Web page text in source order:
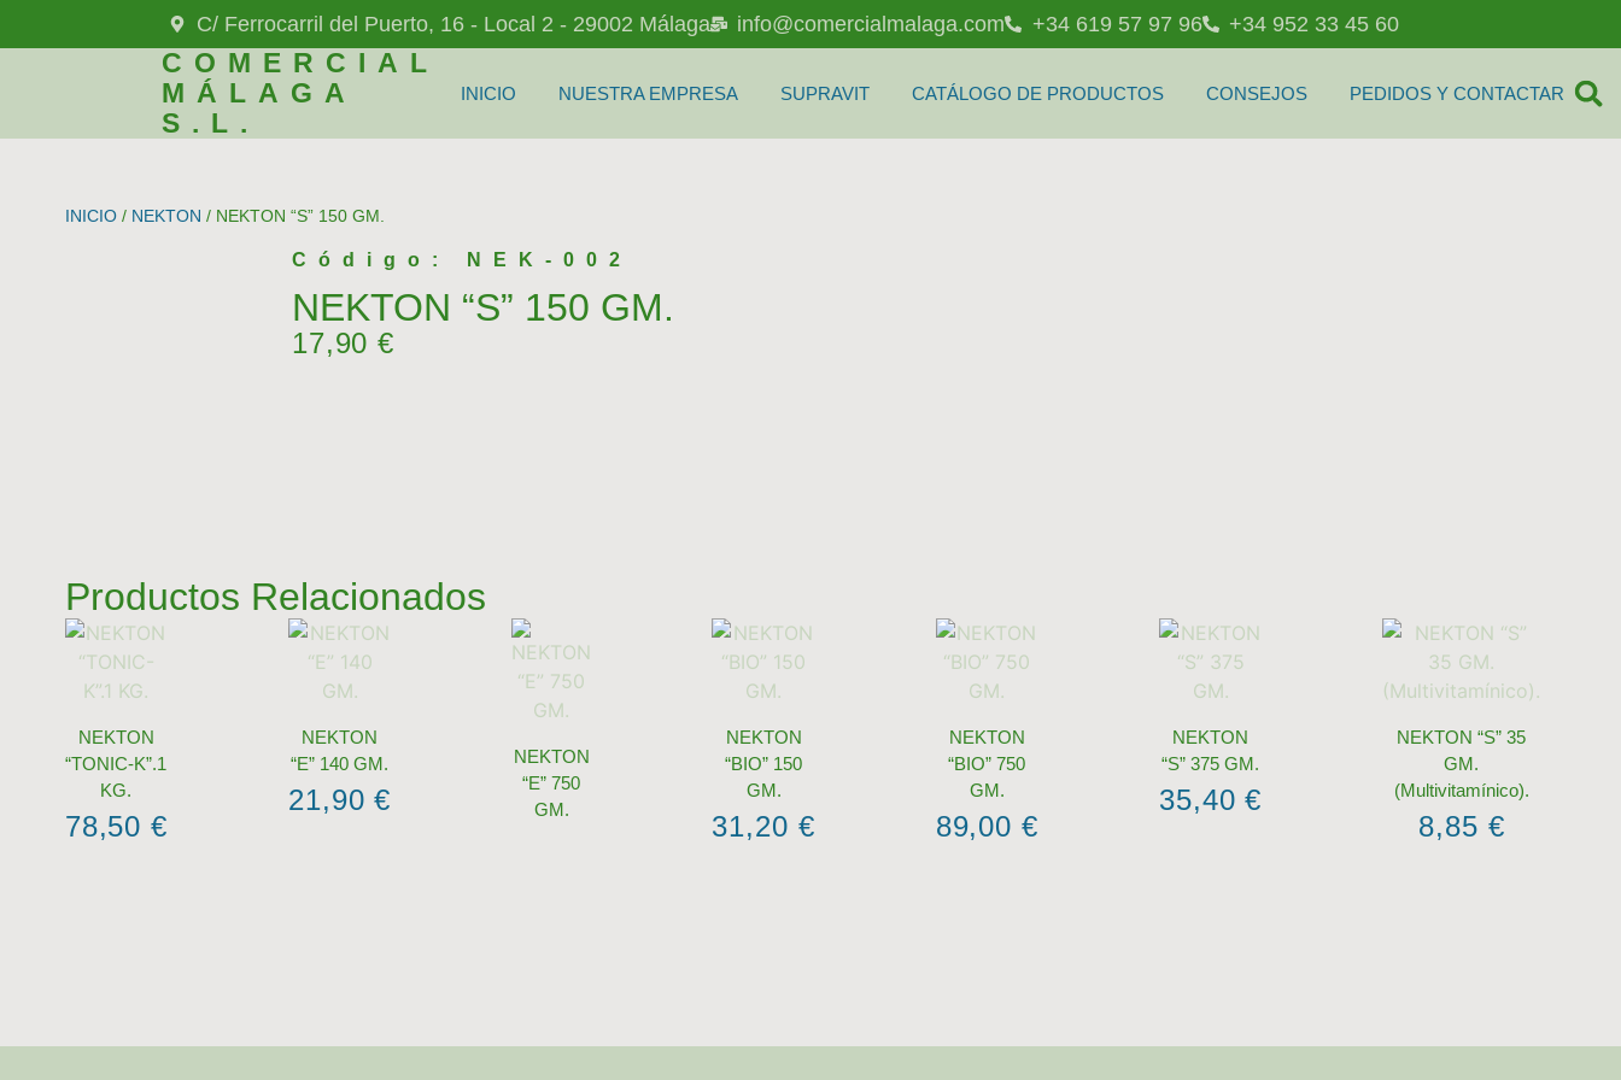
C/ Ferrocarril del Puerto, 16 - Local 2 - 29002 Málaga info@comercialmalaga.com +34 619 57 97 96 +34 952 33 45 60
COMERCIAL
MÁLAGA
S.L.
INICIO NUESTRA EMPRESA SUPRAVIT CATÁLOGO DE PRODUCTOS CONSEJOS PEDIDOS Y CONTACTAR
INICIO/ NEKTON / NEKTON “S” 150 GM.
Código: NEK-002
NEKTON “S” 150 GM.
17,90€
Productos Relacionados
NEKTON
“TONIC-K”.1
KG.
78,50€
NEKTON
“E” 140 GM.
21,90€
NEKTON
“E” 750
GM.
NEKTON
“BIO” 150
GM.
31,20 €
NEKTON
“BIO” 750
GM.
89,00€
NEKTON
“S” 375 GM.
35,40€
NEKTON “S” 35
GM.
(Multivitamínico).
8,85 €